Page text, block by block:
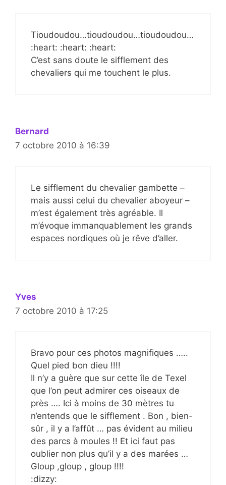
Tioudoudou…tioudoudou…tioudoudou…
:heart: :heart: :heart:
C’est sans doute le sifflement des
chevaliers qui me touchent le plus.
Bernard
7 octobre 2010 à 16:39
Le sifflement du chevalier gambette –
mais aussi celui du chevalier aboyeur –
m’est également très agréable. Il
m’évoque immanquablement les grands
espaces nordiques où je rêve d’aller.
Yves
7 octobre 2010 à 17:25
Bravo pour ces photos magnifiques …..
Quel pied bon dieu !!!!
Il n’y a guère que sur cette île de Texel
que l’on peut admirer ces oiseaux de
près …. Ici à moins de 30 mètres tu
n’entends que le sifflement . Bon , bien-
sûr , il y a l’affût … pas évident au milieu
des parcs à moules !! Et ici faut pas
oublier non plus qu’il y a des marées …
Gloup ,gloup , gloup !!!!
:dizzy: